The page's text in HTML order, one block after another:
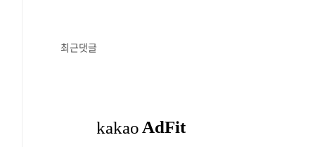
최근댓글